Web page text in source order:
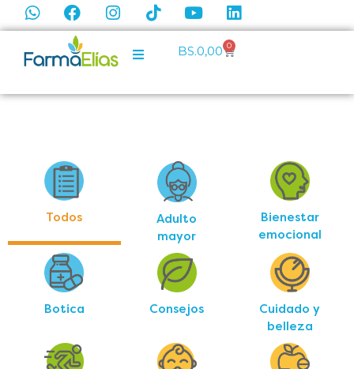
BS.0,00 0
Todos
Adulto
mayor
Bienestar
emocional
Botica Consejos
Cuidado y
belleza